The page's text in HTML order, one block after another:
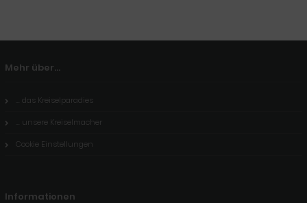
Mehr über...
... das Kreiselparadies
... unsere Kreiselmacher
Cookie Einstellungen
Informationen